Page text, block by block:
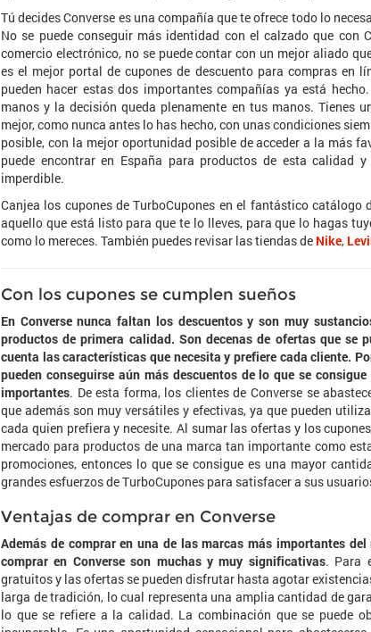
Tú decides Converse es una compañía que te ofrece todo lo
No se puede conseguir más identidad con el calzado que con
comercio electrónico, no se puede contar con un mejor aliado
es el mejor portal de cupones de descuento para compras en
pueden hacer estas dos importantes compañías ya está
manos y la decisión queda plenamente en tus manos. Tienes
mejor, como nunca antes lo has hecho, con unas condiciones
posible, con la mejor oportunidad posible de acceder a la más
puede encontrar en España para productos de esta calidad
imperdible.
Canjea los cupones de TurboCupones en el fantástico
aquello que está listo para que te lo lleves, para que lo hagas
como lo mereces. También puedes revisar las tiendas de Nike,
Con los cupones se cumplen sueños
En Converse nunca faltan los descuentos y son muy
productos de primera calidad. Son decenas de ofertas que se
cuenta las características que necesita y prefiere cada cliente.
pueden conseguirse aún más descuentos de lo que se
importantes. De esta forma, los clientes de Converse se
que además son muy versátiles y efectivas, ya que pueden
cada quien prefiera y necesite. Al sumar las ofertas y los
mercado para productos de una marca tan importante como
promociones, entonces lo que se consigue es una mayor
grandes esfuerzos de TurboCupones para satisfacer a sus
Ventajas de comprar en Converse
Además de comprar en una de las marcas más importantes
comprar en Converse son muchas y muy significativas. Para
gratuitos y las ofertas se pueden disfrutar hasta agotar
larga de tradición, lo cual representa una amplia cantidad de
lo que se refiere a la calidad. La combinación que se puede